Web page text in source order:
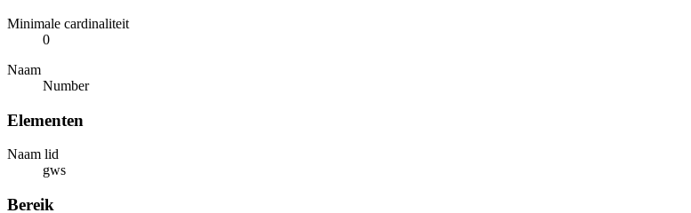
Minimale cardinaliteit
0
Naam
Number
Elementen
Naam lid
gws
Bereik